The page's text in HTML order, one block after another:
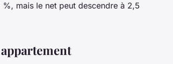
mais le net peut descendre à 2,5